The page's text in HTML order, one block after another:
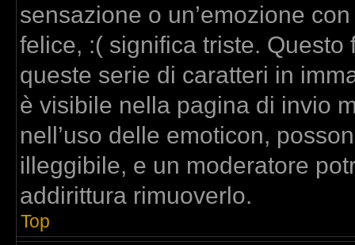
sensazione o un’emozione
felice, :( significa triste.
queste serie di caratteri in
è visibile nella pagina di invio
nell’uso delle emoticon,
illeggibile, e un moderatore
addirittura rimuoverlo.
Top